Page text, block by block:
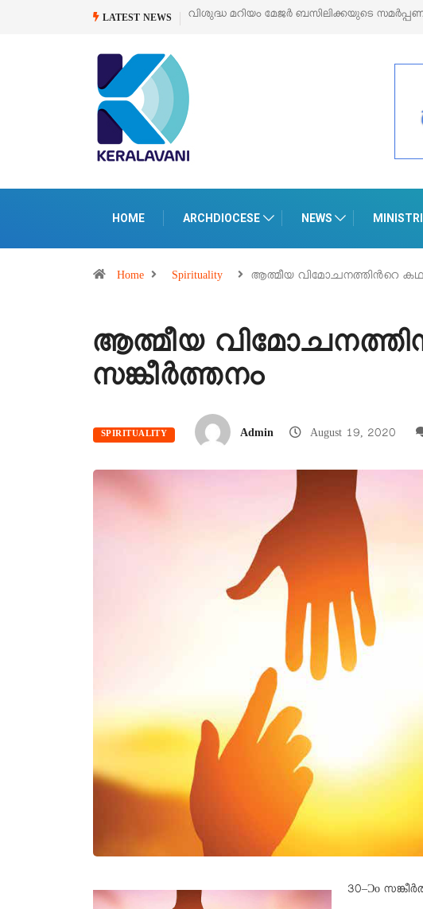
LATEST NEWS ‘പെറ്റൽസ്’ ലൈഫ് സ്റ്റൈൽ എക്സിബിഷനും
HOME ARCHDIOCESE NEWS
Home Spirituality ആത്മീയ വിമോചനത്തിന്‍റെ
ആത്മീയ
സങ്കീര്‍ത്തനം
SPIRITUALITY Admin August 19, 2020
30–Ɔο